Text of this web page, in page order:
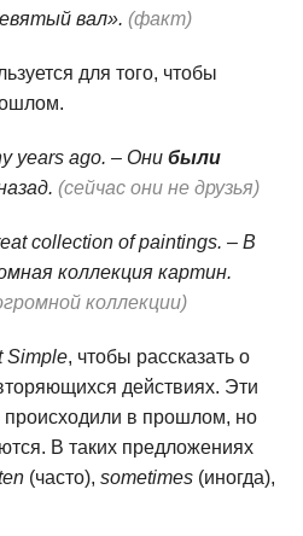
вал». (факт)
для того, чтобы
years ago. – Они были
(сейчас они не друзья)
collection of paintings. – В
коллекция картин.
коллекции)
Simple, чтобы рассказать о
действиях. Эти
происходили в прошлом, но
В таких предложениях
(часто), sometimes (иногда),